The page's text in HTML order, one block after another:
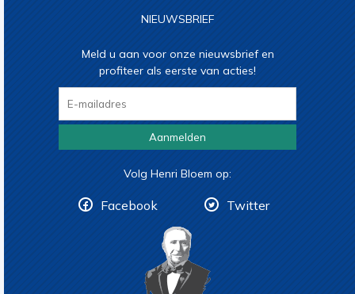
NIEUWSBRIEF
Meld u aan voor onze nieuwsbrief en
profiteer als eerste van acties!
Aanmelden
Volg Henri Bloem op:
Facebook Twitter